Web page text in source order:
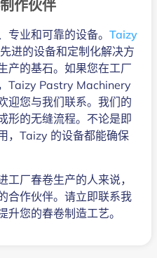
作伙伴
业和可靠的设备。 Taizy
进的设备和定制化解决方
产的基石。如果您在工厂
Taizy Pastry Machinery
迎您与我们联系。我们的
形的无缝流程。不论是即
，Taizy 的设备都能确保
厂春卷生产的人来说，
合作伙伴。请立即联系我
您的春卷制造工艺。